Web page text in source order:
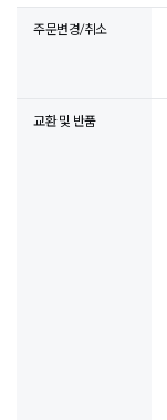
주문변경/취소
교환 및 반품